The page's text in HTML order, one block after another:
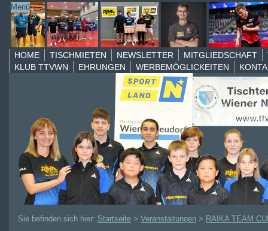
Menü
VERANSTALTUNGEN
RAIKA TEAM CUP
2025
2024
2022
2020
2019
2018
2017
2016
2015
2014
2013
HOME TISCHMIETEN NEWSLETTER MITGLIEDSCHAFT
KLUB TTVWN
EHRUNGEN WERBEMÖGLICKEITEN
Sie befinden sich hier: Startseite > Veranstaltungen > RAIKA TEAM